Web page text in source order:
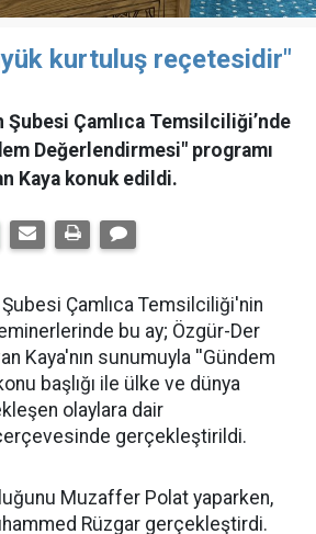
kurtuluş reçetesidir"
Şubesi Çamlıca Temsilciliği’nde
Değerlendirmesi" programı
Kaya konuk edildi.
Çamlıca Temsilciliği'nin
bu ay; Özgür-Der
Kaya'nın sunumuyla ''Gündem
başlığı ile ülke ve dünya
olaylara dair
gerçekleştirildi.
Muzaffer Polat yaparken,
Rüzgar gerçekleştirdi.